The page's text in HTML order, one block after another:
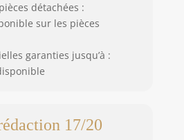
détachées :
sur les pièces
garanties jusqu’à :
17/20